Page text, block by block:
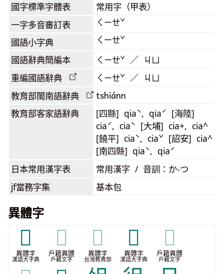
國字標準字體表 常用字（甲表）
一字多音審訂表 ㄑㄧㄝˇ
國語小字典 ㄑㄧㄝˇ
國語辭典簡編本 ㄑㄧㄝˇ ／ ㄐㄩ
重編國語辭典 ㄑㄧㄝˇ ／ ㄐㄩ
教育部閩南語辭典 tshiánn
教育部客家語辭典
[四縣] qiaˋ, qiaˊ [海陸]
ciaˊ, ciaˋ [大埔] cia+, cia^
[饒平] ciaˋ, ciaˇ [詔安] cia^
[南四縣] qiaˋ, qiaˊ
日本常用漢字表 常用漢字 / 音訓：か-つ
jf當務字集 基本包
異體字
𠀃
異體字
漢語大字典
𠀃
戶籍異體
戶籍文字
𠀃
異體字
台灣教育部
𠀇
異體字
漢語大字典
𠀇
戶籍異體
戶籍文字